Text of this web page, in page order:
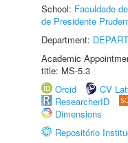
School: Faculdade
de Presidente
Department:
Academic
title: MS-5.3
Orcid
CV
ResearcherID
Dimensions
Repositório